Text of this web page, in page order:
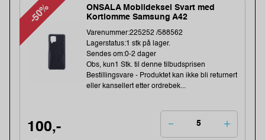
-50%
ONSALA Mobildeksel Svart med
Kortlomme Samsung A42
Varenummer:225252 /588562
Lagerstatus:1 stk på lager.
Sendes om:0-2 dager
Obs, kun1 Stk. til denne tilbudsprisen
Bestillingsvare - Produktet kan ikke bli returnert
eller kansellert etter ordrebek...
100,-